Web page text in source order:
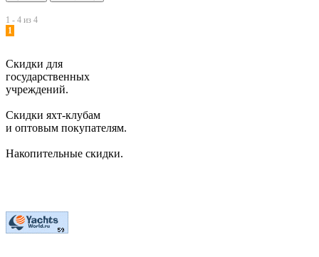
1 - 4 из 4
1
Скидки для
государственных
учреждений.
Скидки яхт-клубам
и оптовым покупателям.
Накопительные скидки.